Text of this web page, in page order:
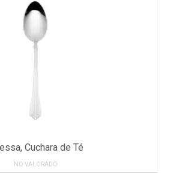
Cuchara de Té
NO VALORADO